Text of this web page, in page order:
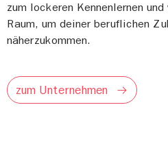
zum lockeren Kennenlernen
Raum, um deiner beruflichen
näherzukommen.
zum Unternehmen